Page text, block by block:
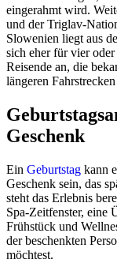
eingerahmt wird.
und der Triglav-
Slowenien liegt aus
sich eher für vier
Reisende an, die
längeren
Geschenk
Ein Geburtstag kann
Geschenk sein, das
steht das Erlebnis
Spa-Zeitfenster, eine
Frühstück und
der beschenkten
möchtest.